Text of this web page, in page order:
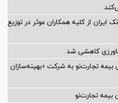
از کلیه همکاران موثر در توزیع
کاهشی شد
تومانی بیمه تجارت‌نو به شرکت «بهینه‌سازان
بیمه تجارت‌نو